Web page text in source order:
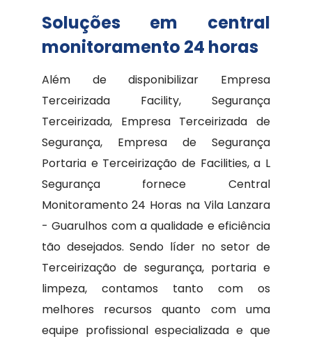
Soluções em central
monitoramento 24 horas
Além de disponibilizar Empresa
Terceirizada Facility, Segurança
Terceirizada, Empresa Terceirizada de
Segurança, Empresa de Segurança
Portaria e Terceirização de Facilities, a L
Segurança fornece Central
Monitoramento 24 Horas na Vila Lanzara
- Guarulhos com a qualidade e eficiência
tão desejados. Sendo líder no setor de
Terceirização de segurança, portaria e
limpeza, contamos tanto com os
melhores recursos quanto com uma
equipe profissional especializada e que